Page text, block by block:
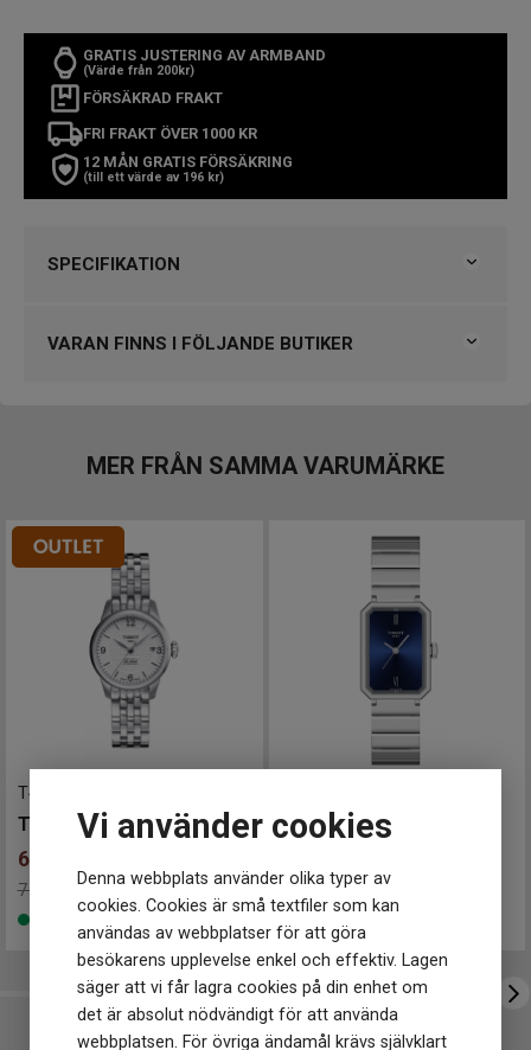
Vi använder cookies
Denna webbplats använder olika typer av
cookies. Cookies är små textfiler som kan
användas av webbplatser för att göra
besökarens upplevelse enkel och effektiv. Lagen
säger att vi får lagra cookies på din enhet om
det är absolut nödvändigt för att använda
webbplatsen. För övriga ändamål krävs självklart
GRATIS JUSTERING AV ARMBAND
(Värde från 200kr)
FÖRSÄKRAD FRAKT
FRI FRAKT ÖVER 1000 KR
12 MÅN GRATIS FÖRSÄKRING
(till ett värde av 196 kr)
SPECIFIKATION
Kollektion
Övriga Tissot
Form på boett
Färg på boett
Armband material
Armband färg
Urverk
Urverk
Storlek
Diameter 21 mm
Egenskaper
Vattenskydd
3 ATM / 30 m
Glas material
Mineral
VARAN FINNS I FÖLJANDE BUTIKER
VARUMÄRKET HITTAR DU HOS
Klockmaster Alingsås
Klockmaster Borås, Centrum
Klockmaster Falkenberg
Klockmaster Göteborg, Backaplan
Klockmaster Helsingborg Väla Rydbergs Ur
Klockmaster Hudiksvall
Klockmaster Kungälv
Klockmaster Malmö, Mobilia Urhandel
Klockmaster Norrköping, Becks Urhandel
Klockmaster Stockholm, Fältöversten
Klockmaster Stockholm, Kista
Klockmaster Sundsvall
Klockmaster Uppsala, Gränby
Klockmaster Örebro
Klockmaster Östersund
Mårtenssons Ur & Guld Halmstad
MER FRÅN SAMMA VARUMÄRKE
T41118334
TISSOT Le Locle 25mm
6 711
7 895 kr-Spara 1 184 kr
Finns i lager
TISSOT SRV 22mm
Finns i lager